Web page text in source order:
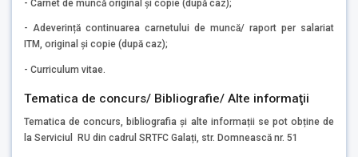
- Carnet de muncă original și copie (după caz);
- Adeverință continuarea carnetului de muncă/ raport per salariat
ITM, original și copie (după caz);
- Curriculum vitae.
Tematica de concurs/ Bibliografie/ Alte informaţii
Tematica de concurs, bibliografia și alte informații se pot obține de
la Serviciul RU din cadrul SRTFC Galați, str. Domnească nr. 51